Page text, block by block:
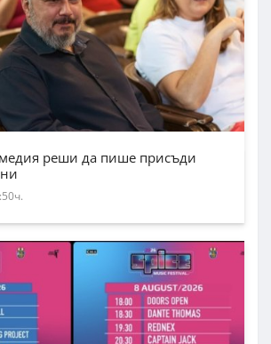
медия реши да пише присъди